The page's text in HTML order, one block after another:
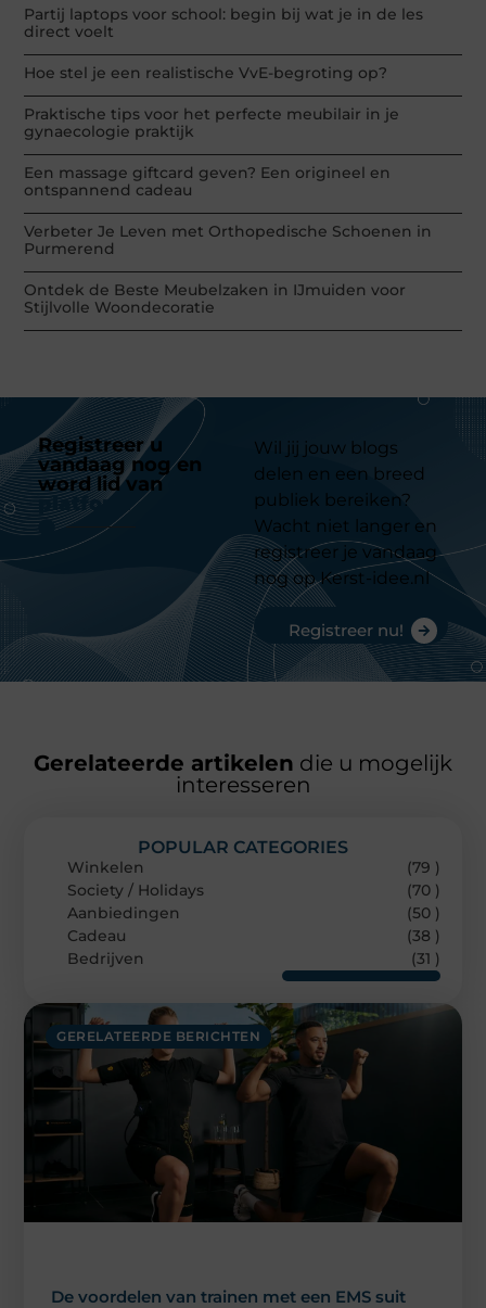
Partij laptops voor school: begin bij wat je in de les
direct voelt
Hoe stel je een realistische VvE-begroting op?
Praktische tips voor het perfecte meubilair in je
gynaecologie praktijk
Een massage giftcard geven? Een origineel en
ontspannend cadeau
Verbeter Je Leven met Orthopedische Schoenen in
Purmerend
Ontdek de Beste Meubelzaken in IJmuiden voor
Stijlvolle Woondecoratie
Registreer u
vandaag nog en
word lid van
platform
Wil jij jouw blogs
delen en een breed
publiek bereiken?
Wacht niet langer en
registreer je vandaag
nog op Kerst-idee.nl
Registreer nu!
Gerelateerde artikelen die u mogelijk
interesseren
GERELATEERDE BERICHTEN
De voordelen van trainen met een EMS suit
POPULAR CATEGORIES
Winkelen
(79 )
Society / Holidays
(70 )
Aanbiedingen
(50 )
Cadeau
(38 )
Bedrijven
(31 )